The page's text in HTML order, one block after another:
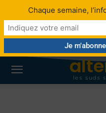
les suds
Chaque semaine,